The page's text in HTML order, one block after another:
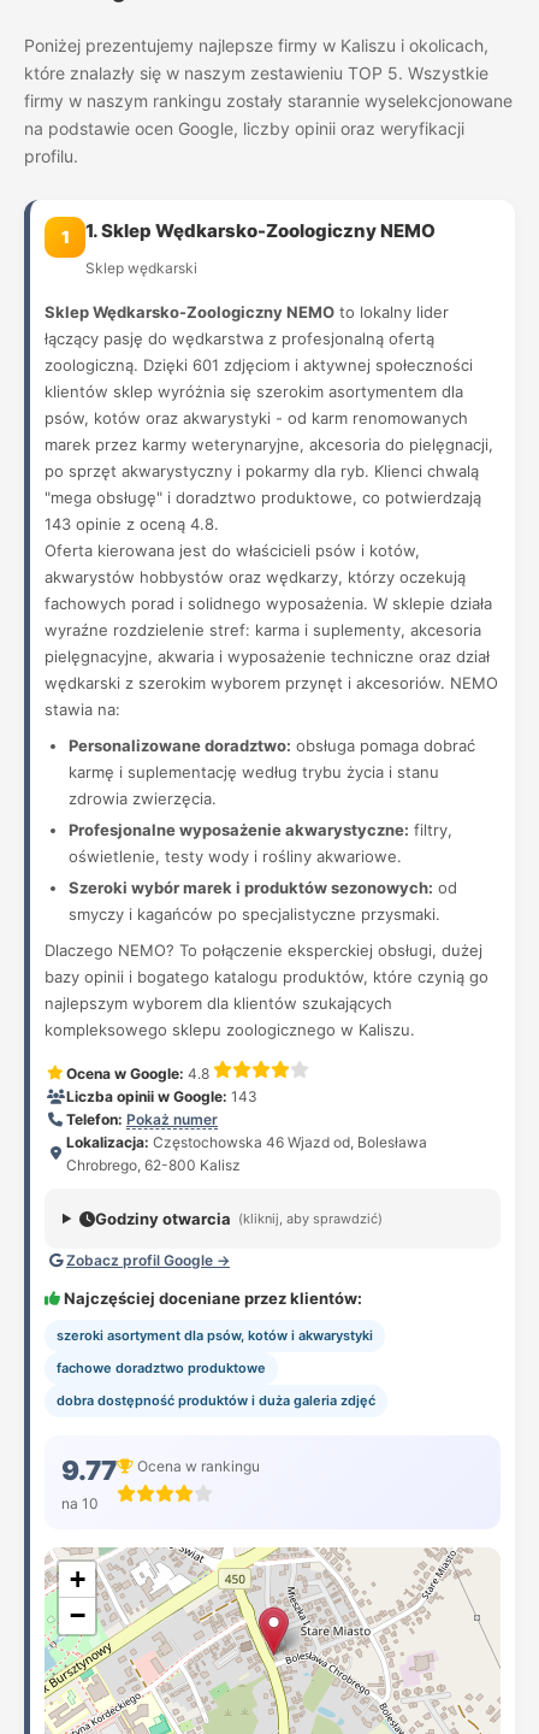
Poniżej prezentujemy najlepsze firmy w Kaliszu i okolicach,
które znalazły się w naszym zestawieniu TOP 5. Wszystkie
firmy w naszym rankingu zostały starannie wyselekcjonowane
na podstawie ocen Google, liczby opinii oraz weryfikacji
profilu.
1 1. Sklep Wędkarsko-Zoologiczny NEMO
Sklep wędkarski
Sklep Wędkarsko-Zoologiczny NEMO to lokalny lider
łączący pasję do wędkarstwa z profesjonalną ofertą
zoologiczną. Dzięki 601 zdjęciom i aktywnej społeczności
klientów sklep wyróżnia się szerokim asortymentem dla
psów, kotów oraz akwarystyki - od karm renomowanych
marek przez karmy weterynaryjne, akcesoria do pielęgnacji,
po sprzęt akwarystyczny i pokarmy dla ryb. Klienci chwalą
"mega obsługę" i doradztwo produktowe, co potwierdzają
143 opinie z oceną 4.8.
Oferta kierowana jest do właścicieli psów i kotów,
akwarystów hobbystów oraz wędkarzy, którzy oczekują
fachowych porad i solidnego wyposażenia. W sklepie działa
wyraźne rozdzielenie stref: karma i suplementy, akcesoria
pielęgnacyjne, akwaria i wyposażenie techniczne oraz dział
wędkarski z szerokim wyborem przynęt i akcesoriów. NEMO
stawia na:
Personalizowane doradztwo: obsługa pomaga dobrać
karmę i suplementację według trybu życia i stanu
zdrowia zwierzęcia.
Profesjonalne wyposażenie akwarystyczne: filtry,
oświetlenie, testy wody i rośliny akwariowe.
Szeroki wybór marek i produktów sezonowych: od
smyczy i kagańców po specjalistyczne przysmaki.
Dlaczego NEMO? To połączenie eksperckiej obsługi, dużej
bazy opinii i bogatego katalogu produktów, które czynią go
najlepszym wyborem dla klientów szukających
kompleksowego sklepu zoologicznego w Kaliszu.
Ocena w Google: 4.8
Liczba opinii w Google: 143
Telefon: Pokaż numer
Lokalizacja: Częstochowska 46 Wjazd od, Bolesława
Chrobrego, 62-800 Kalisz
Godziny otwarcia (kliknij, aby sprawdzić)
Zobacz profil Google →
Najczęściej doceniane przez klientów:
szeroki asortyment dla psów, kotów i akwarystyki
fachowe doradztwo produktowe
dobra dostępność produktów i duża galeria zdjęć
9.77
na 10
Ocena w rankingu
+
−